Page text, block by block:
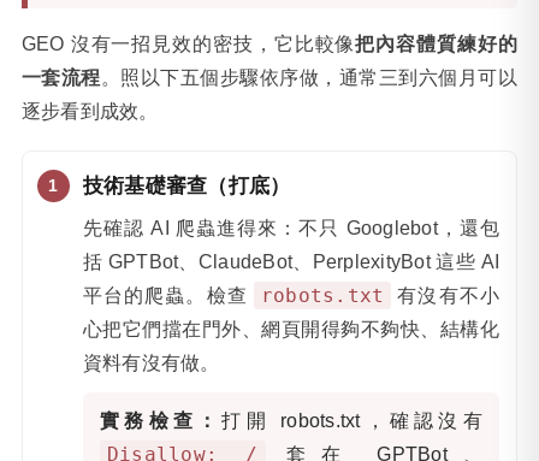
GEO 沒有一招見效的密技，它比較像把內容體質練好的
一套流程。照以下五個步驟依序做，通常三到六個月可以
逐步看到成效。
技術基礎審查（打底）
先確認 AI 爬蟲進得來：不只 Googlebot，還包
括 GPTBot、ClaudeBot、PerplexityBot 這些 AI
平台的爬蟲。檢查
robots.txt
有沒有不小
心把它們擋在門外、網頁開得夠不夠快、結構化
資料有沒有做。
實務檢查：打開 robots.txt，確認沒有
Disallow: /
套在 GPTBot、